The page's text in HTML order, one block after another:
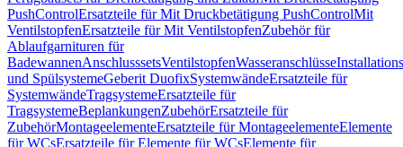
PushControlErsatzteile für Mit Druckbetätigung PushControlMit
VentilstopfenErsatzteile für Mit VentilstopfenZubehör für
Ablaufgarnituren für
BadewannenAnschlusssetsVentilstopfenWasseranschlüsse
und SpülsystemeGeberit DuofixSystemwändeErsatzteile für
SystemwändeTragsystemeErsatzteile für
TragsystemeBeplankungenZubehörErsatzteile für
ZubehörMontageelementeErsatzteile für MontageelementeElemente
für WCsErsatzteile für Elemente für WCsElemente für